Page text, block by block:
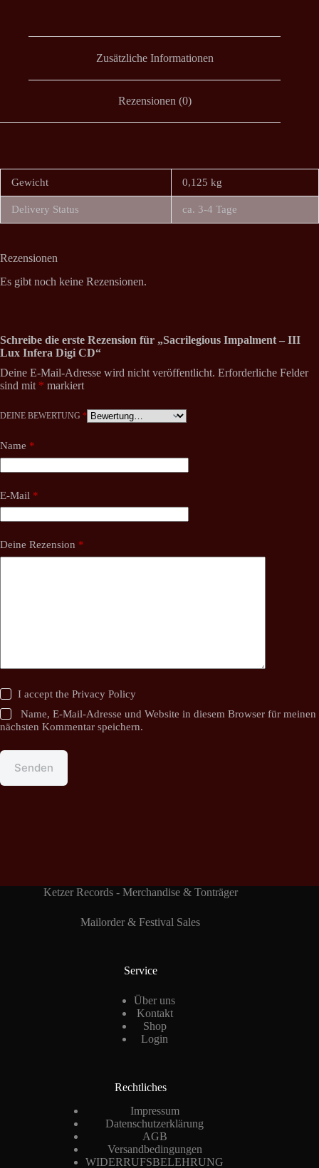
Zusätzliche Informationen
Rezensionen (0)
Gewicht 0,125 kg
Delivery Status ca. 3-4 Tage
Rezensionen
Es gibt noch keine Rezensionen.
Schreibe die erste Rezension für „Sacrilegious Impalment – III
Lux Infera Digi CD“
Deine E-Mail-Adresse wird nicht veröffentlicht. Erforderliche Felder
sind mit * markiert
DEINE BEWERTUNG *
Name *
E-Mail *
Deine Rezension *
I accept thePrivacy Policy
Name, E-Mail-Adresse und Website in diesem Browser für meinen
nächsten Kommentar speichern.
Senden
Ketzer Records - Merchandise & Tonträger
Mailorder & Festival Sales
Service
Über uns
Kontakt
Shop
Login
Rechtliches
Impressum
Datenschutzerklärung
AGB
Versandbedingungen
WIDERRUFSBELEHRUNG